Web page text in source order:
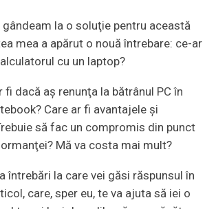
la o soluţie pentru această
mea a apărut o nouă întrebare: ce-ar
cu un laptop?
fi dacă aş renunţa la bătrânul PC în
Care ar fi avantajele şi
să fac un compromis din punct
Mă va costa mai mult?
întrebări la care vei găsi răspunsul în
care, sper eu, te va ajuta să iei o